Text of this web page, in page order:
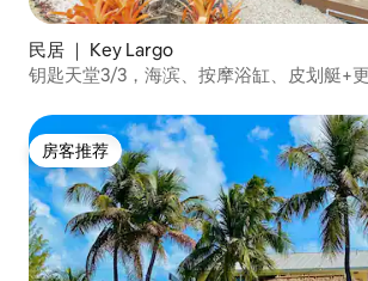
民居 ｜ Key Largo
钥匙天堂3/3，海滨、按摩浴缸、皮划艇+
房客推荐
房客推荐